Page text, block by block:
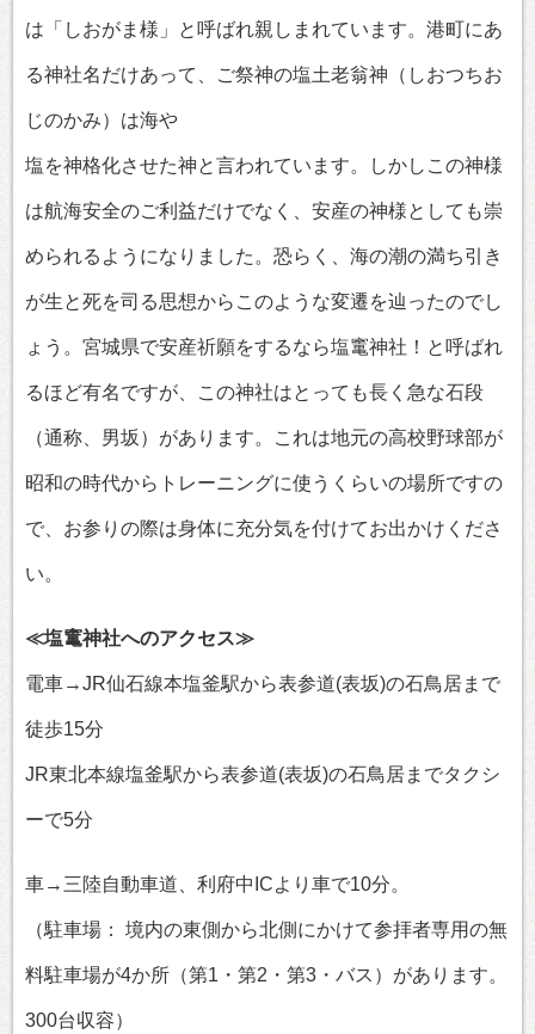
は「しおがま様」と呼ばれ親しまれています。港町にあ
る神社名だけあって、ご祭神の塩土老翁神（しおつちお
じのかみ）は海や
塩を神格化させた神と言われています。しかしこの神様
は航海安全のご利益だけでなく、安産の神様としても崇
められるようになりました。恐らく、海の潮の満ち引き
が生と死を司る思想からこのような変遷を辿ったのでし
ょう。宮城県で安産祈願をするなら塩竃神社！と呼ばれ
るほど有名ですが、この神社はとっても長く急な石段
（通称、男坂）があります。これは地元の高校野球部が
昭和の時代からトレーニングに使うくらいの場所ですの
で、お参りの際は身体に充分気を付けてお出かけくださ
い。
≪塩竃神社へのアクセス≫
電車→JR仙石線本塩釜駅から表参道(表坂)の石鳥居まで
徒歩15分
JR東北本線塩釜駅から表参道(表坂)の石鳥居までタクシ
ーで5分
車→三陸自動車道、利府中ICより車で10分。
（駐車場： 境内の東側から北側にかけて参拝者専用の無
料駐車場が4か所（第1・第2・第3・バス）があります。
300台収容）